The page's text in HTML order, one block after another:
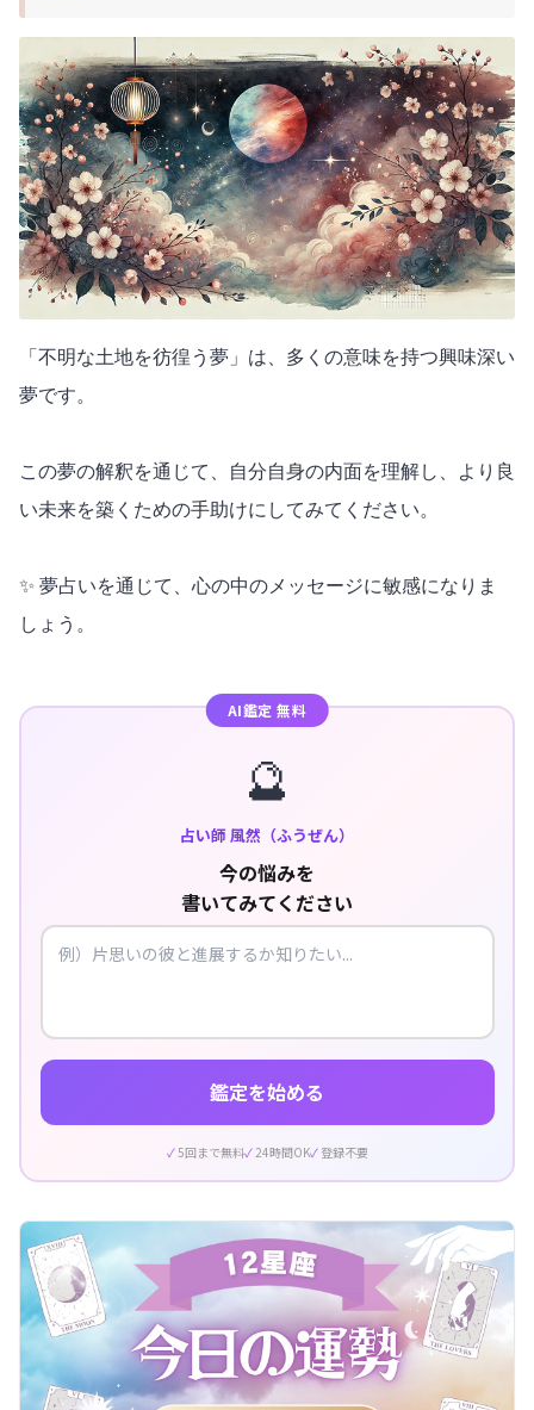
「不明な土地を彷徨う夢」は、多くの意味を持つ興味深い
夢です。
この夢の解釈を通じて、自分自身の内面を理解し、より良
い未来を築くための手助けにしてみてください。
✨ 夢占いを通じて、心の中のメッセージに敏感になりま
しょう。
AI鑑定 無料
🔮
占い師 風然（ふうぜん）
今の悩みを
書いてみてください
鑑定を始める
5回まで無料 24時間OK 登録不要